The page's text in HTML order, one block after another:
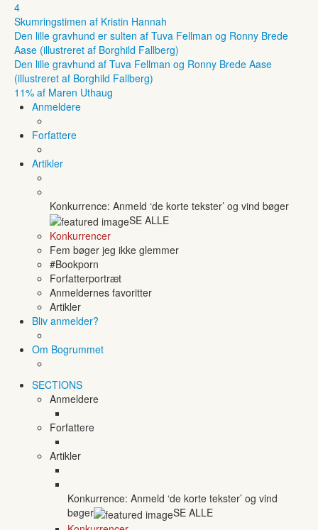
4
Skumringstimen af Kristin Hannah
Den lille gravhund er sulten af Tuva Fellman og Ronny Brede
Aase (illustreret af Borghild Fallberg)
Den lille gravhund af Tuva Fellman og Ronny Brede Aase
(illustreret af Borghild Fallberg)
11% af Maren Uthaug
Anmeldere
Forfattere
Artikler
Konkurrence: Anmeld ‘de korte tekster’ og vind bøger
SE ALLE
Konkurrencer
Fem bøger jeg ikke glemmer
#Bookporn
Forfatterportræt
Anmeldernes favoritter
Artikler
Bliv anmelder?
Om Bogrummet
SECTIONS
Anmeldere
Forfattere
Artikler
Konkurrence: Anmeld ‘de korte tekster’ og vind
bøger
SE ALLE